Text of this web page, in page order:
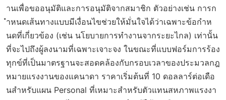
านเพื่อขออนุมัติและการอนุมัติจากสมาชิก ตัวอย่างเช่น การก
ำหนดเส้นทางแบบมีเงื่อนไขช่วยให้มั่นใจได้ว่าเฉพาะข้อกำห
นดที่เกี่ยวข้อง (เช่น นโยบายการทำงานจากระยะไกล) เท่านั้น
ที่จะไปถึงผู้ลงนามที่เฉพาะเจาะจง ในขณะที่แบบฟอร์มการร้อง
ทุกข์ที่เป็นมาตรฐานจะสอดคล้องกับกรอบเวลาของประมวลกฎ
หมายแรงงานของแคนาดา ราคาเริ่มต้นที่ 10 ดอลลาร์ต่อเดือ
นสำหรับแผน Personal ที่เหมาะสำหรับตัวแทนสหภาพแรงงา